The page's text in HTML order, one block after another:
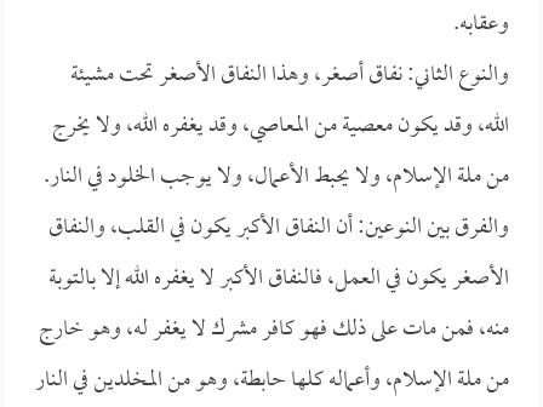
وعقابه.
والنوع الثاني: نفاق أصغر، وهذا النفاق الأصغر تحت مشيئة
الله، وقد يكون معصية من المعاصي، وقد يغفره الله، ولا يخرج
من ملة الإسلام، ولا يحبط الأعمال، ولا يوجب الخلود في النار.
والفرق بين النوعين: أن النفاق الأكبر يكون في القلب، والنفاق
الأصغر يكون في العمل، فالنفاق الأكبر لا يغفره الله إلا بالتوبة
منه، فمن مات على ذلك فهو كافر مشرك لا يغفر له، وهو خارج
من ملة الإسلام، وأعماله كلها حابطة، وهو من المخلدين في النار